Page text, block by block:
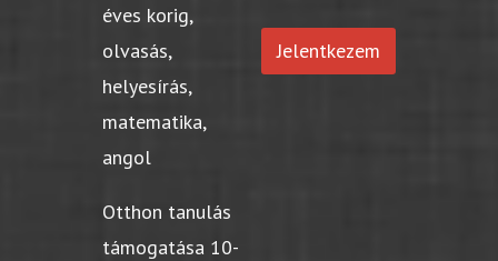
éves korig,
olvasás,
helyesírás,
matematika,
angol
Jelentkezem
Otthon tanulás
támogatása 10-